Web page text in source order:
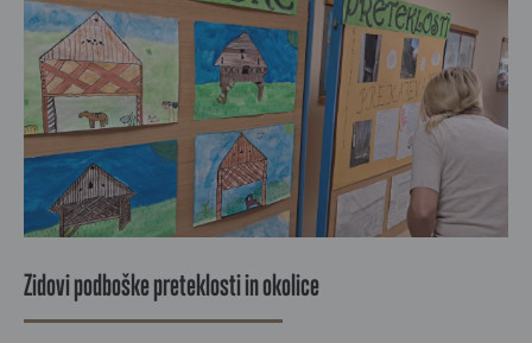
Zidovi podboške preteklosti in okolice